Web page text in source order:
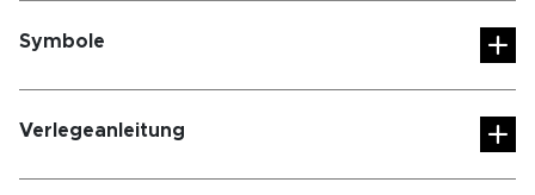
Symbole
Verlegeanleitung